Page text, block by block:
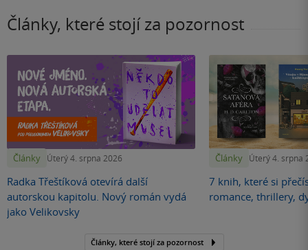
Články, které stojí za pozornost
Články Úterý 4. srpna 2026
Radka Třeštíková otevírá další
autorskou kapitolu. Nový román vydá
jako Velikovsky
Články Úterý 4. srpna
7 knih, které si
romance, thrillery,
Články, které stojí za pozornost